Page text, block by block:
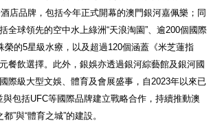
店品牌，包括今年正式開幕的澳門銀河嘉佩樂；同
全球領先的空中水上綠洲“天浪淘園”、逾200個國際
榮的5星級水療，以及超過120個涵蓋《米芝蓮指
餐飲選擇。此外，銀娛亦透過銀河綜藝館及銀河國
際級大型文娛、體育及會展盛事，自2023年以來已
包括UFC等國際品牌建立戰略合作，持續推動澳
”與“體育之城”的建設。